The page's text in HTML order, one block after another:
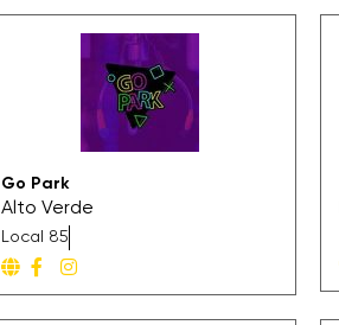
Go Park
Alto Verde
Local 85